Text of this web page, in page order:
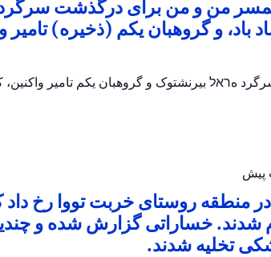
همسر من و من برای درگذشت
و گروهبان یکم (ذخیره) تامیر
هראל بیرنشتوک و گروهبان یکم تامیر واکنین،
روستای خربت تووا رخ داد
شدند. خساراتی گزارش شده و
تخلیه شدند.